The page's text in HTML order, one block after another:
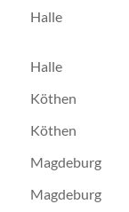
Halle
Halle
Köthen
Köthen
Magdeburg
Magdeburg